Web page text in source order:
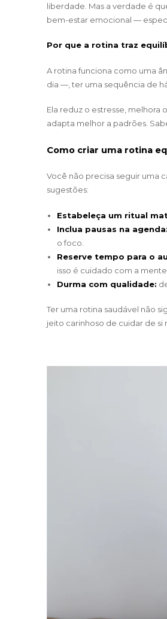
liberdade. Mas a verdade é
bem-estar emocional —
Por que a rotina traz
A rotina funciona como uma
dia —, ter uma sequência de
Ela reduz o estresse,
adapta melhor a padrões.
Como criar uma rotina
Você não precisa seguir uma
sugestões:
Estabeleça um ritual
Inclua pausas na agenda:
o foco.
Reserve tempo para o
isso é cuidado com a mente.
Durma com qualidade:
Ter uma rotina saudável não
jeito carinhoso de cuidar de